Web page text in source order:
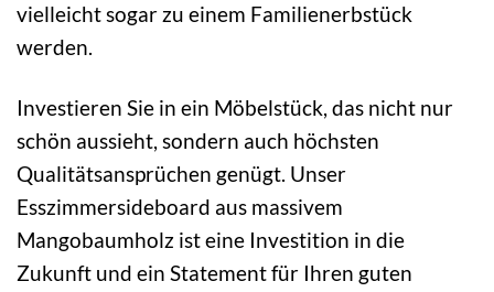
vielleicht sogar zu einem Familienerbstück
werden.
Investieren Sie in ein Möbelstück, das nicht nur
schön aussieht, sondern auch höchsten
Qualitätsansprüchen genügt. Unser
Esszimmersideboard aus massivem
Mangobaumholz ist eine Investition in die
Zukunft und ein Statement für Ihren guten